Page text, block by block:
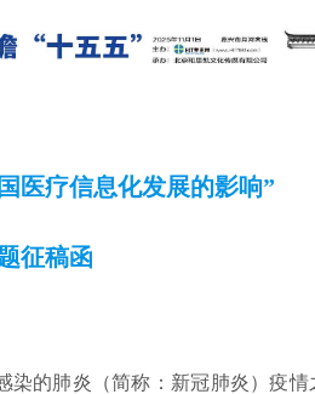
医疗信息化发展的影响”
征稿函
的肺炎（简称：新冠肺炎）疫